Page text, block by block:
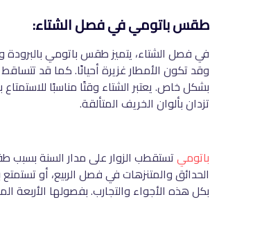
طقس باتومي في فصل الشتاء:
وقد تكون الأمطار غزيرة أحيانًا. كما قد تتساقط
بشكل خاص. يعتبر الشتاء وقتًا مناسبًا
تزدان بألوان الخريف المتألقة.
باتوميتستقطب الزوار على مدار السنة
الحدائق والمتنزهات في فصل الربيع، أو
بكل هذه الأجواء والتجارب. بفصولها الأربعة